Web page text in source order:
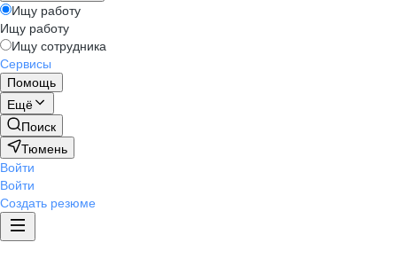
Ищу работу
Ищу работу
Ищу сотрудника
Сервисы
Помощь
Ещё
Поиск
Тюмень
Войти
Войти
Создать резюме